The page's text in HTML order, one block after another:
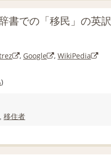
書での「移民」の英訳
, Google , WikiPedia
)
移住者